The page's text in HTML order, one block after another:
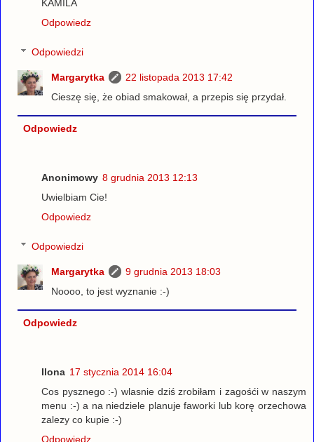
KAMILA
Odpowiedz
Odpowiedzi
Margarytka
22 listopada 2013 17:42
Cieszę się, że obiad smakował, a przepis się przydał.
Odpowiedz
Anonimowy 8 grudnia 2013 12:13
Uwielbiam Cie!
Odpowiedz
Odpowiedzi
Margarytka
9 grudnia 2013 18:03
Noooo, to jest wyznanie :-)
Odpowiedz
Ilona 17 stycznia 2014 16:04
Cos pysznego :-) wlasnie dziś zrobiłam i zagośći w naszym
menu :-) a na niedziele planuje faworki lub korę orzechowa
zalezy co kupie :-)
Odpowiedz